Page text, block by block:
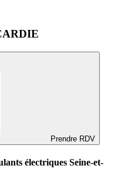
Prendre RDV
électriques Seine-et-